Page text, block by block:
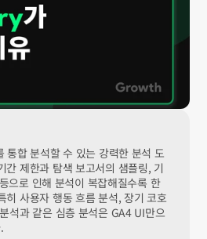
통합 분석할 수 있는 강력한 분석 도
간 제한과 탐색 보고서의 샘플링, 기
로 인해 분석이 복잡해질수록 한
히 사용자 행동 흐름 분석, 장기 코호
석과 같은 심층 분석은 GA4 UI만으